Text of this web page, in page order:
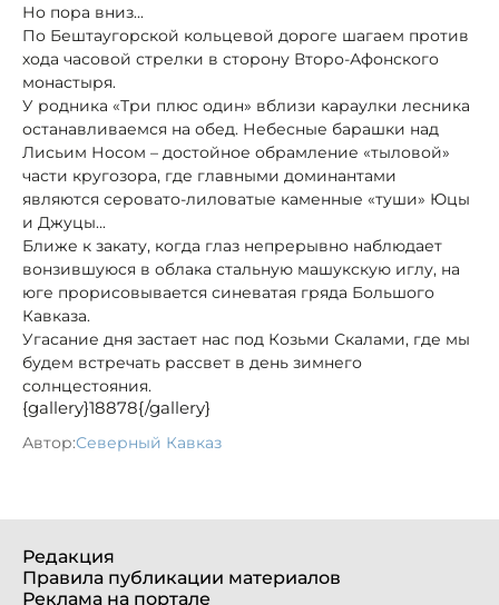
Но пора вниз...
По Бештаугорской кольцевой дороге шагаем против
хода часовой стрелки в сторону Второ-Афонского
монастыря.
У родника «Три плюс один» вблизи караулки лесника
останавливаемся на обед. Небесные барашки над
Лисьим Носом – достойное обрамление «тыловой»
части кругозора, где главными доминантами
являются серовато-лиловатые каменные «туши» Юцы
и Джуцы...
Ближе к закату, когда глаз непрерывно наблюдает
вонзившуюся в облака стальную машукскую иглу, на
юге прорисовывается синеватая гряда Большого
Кавказа.
Угасание дня застает нас под Козьми Скалами, где мы
будем встречать рассвет в день зимнего
солнцестояния.
{gallery}18878{/gallery}
Автор:Северный Кавказ
Редакция
Правила публикации материалов
Реклама на портале